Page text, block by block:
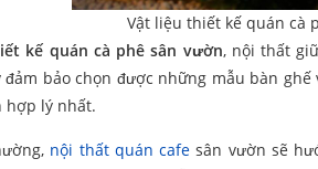
Vật liệu thiết kế quán cà
kế quán cà phê sân vườn, nội thất
đảm bảo chọn được những mẫu bàn
hợp lý nhất.
nội thất quán cafe sân vườn sẽ